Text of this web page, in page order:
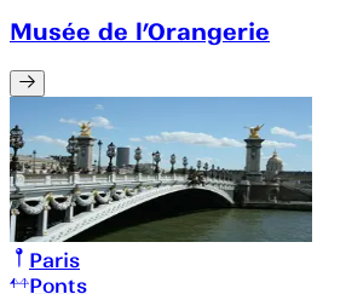
Musée de l’Orangerie
Paris
Ponts